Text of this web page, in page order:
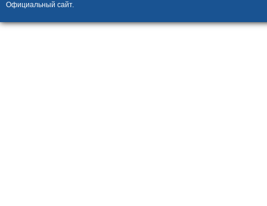
Официальный сайт.